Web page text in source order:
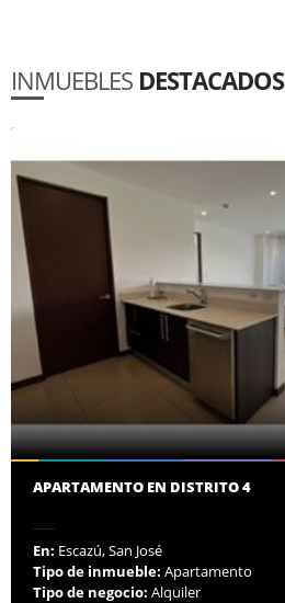
INMUEBLES DESTACADOS
APARTAMENTO EN DISTRITO 4
En: Escazú, San José
Tipo de inmueble: Apartamento
Tipo de negocio: Alquiler